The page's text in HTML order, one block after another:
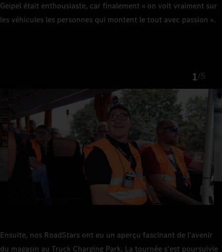
Geipel était enthousiaste, car finalement « on voit vraiment sur
les véhicules les personnes qui montent le tout avec passion ».
1/5
Ensuite, nos RoadStars ont eu un aperçu fascinant de l'avenir
du magasin au Truck Charging Park. La tournée s'est poursuivie